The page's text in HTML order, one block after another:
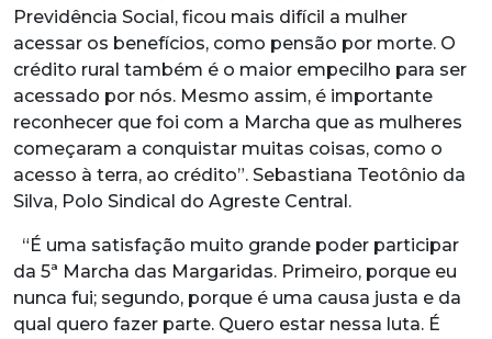
Previdência Social, ficou mais difícil a mulher
acessar os benefícios, como pensão por morte. O
crédito rural também é o maior empecilho para ser
acessado por nós. Mesmo assim, é importante
reconhecer que foi com a Marcha que as mulheres
começaram a conquistar muitas coisas, como o
acesso à terra, ao crédito”. Sebastiana Teotônio da
Silva, Polo Sindical do Agreste Central.
“É uma satisfação muito grande poder participar
da 5ª Marcha das Margaridas. Primeiro, porque eu
nunca fui; segundo, porque é uma causa justa e da
qual quero fazer parte. Quero estar nessa luta. É